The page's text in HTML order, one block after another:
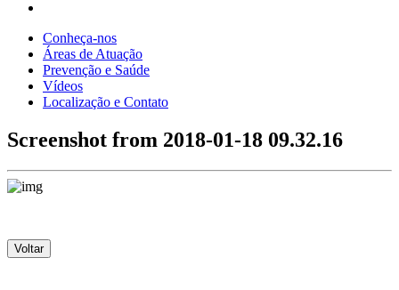
Conheça-nos
Áreas de Atuação
Prevenção e Saúde
Vídeos
Localização e Contato
Screenshot from 2018-01-18 09.32.16
Voltar